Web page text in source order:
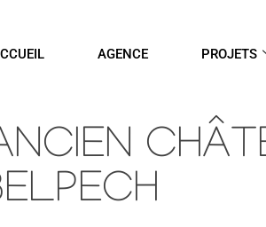
AGENCE PROJETS